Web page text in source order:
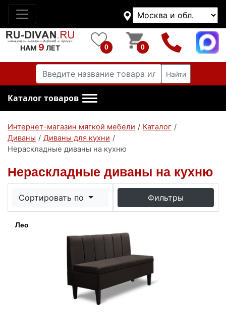
НАМ 9 ЛЕТ 0 0
Найти
Каталог товаров
Интернет-магазин мягкой мебели / Каталог /
Диваны / Диваны для кухни /
Нераскладные диваны на кухню
Нераскладные диваны на кухню
Сортировать по Фильтры
Лео